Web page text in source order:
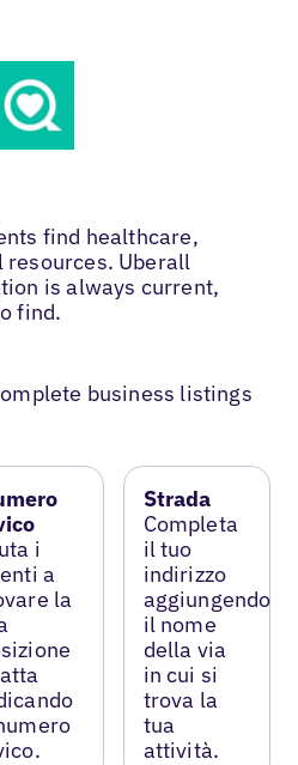
find healthcare,
Uberall
is always current,
find.
business listings
i
a
la
Strada
Completa
il tuo
indirizzo
aggiungendo
il nome
della via
in cui si
trova la
tua
attività.